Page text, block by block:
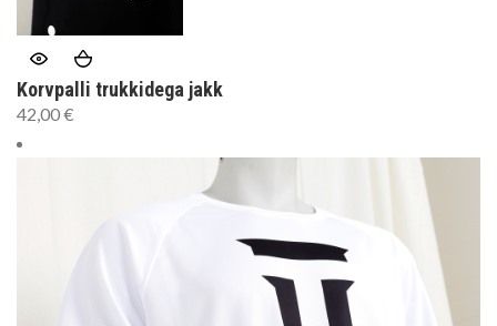
Korvpalli trukkidega jakk
42,00€